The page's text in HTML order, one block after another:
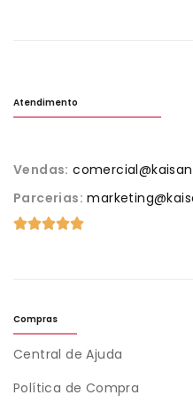
Atendimento
Vendas:
Parcerias:
Compras
Central de Ajuda
Política de Compra